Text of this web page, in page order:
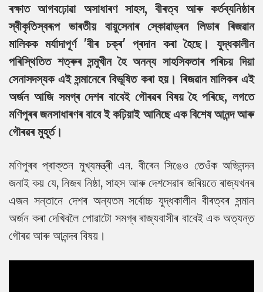
ৰক্ষাত আগবঢ়োৱা অসাধাৰণ সাহস, বীৰত্ব আৰু কৰ্তব্যনিষ্ঠাৰ
স্বীকৃতিস্বৰূপ ভাৰতীয় বায়ুসেনাৰ স্কোৱাড্ৰন লিডাৰ ৰিজৱান
মালিকক মৰ্যাদাপূৰ্ণ 'বীৰ চক্ৰ' প্ৰদান কৰা হৈছে। যুদ্ধকালীন
পৰিস্থিতিত শত্ৰুৰ সন্মুখীন হৈ অনন্য সাহসিকতাৰ পৰিচয় দিয়া
সেনাসদস্যক এই সন্মানেৰে বিভূষিত কৰা হয়। ৰিজৱান মালিকৰ এই
অৰ্জন আজি সমগ্ৰ দেশৰ বাবেই গৌৰৱৰ বিষয় হৈ পৰিছে, লগতে
মণিপুৰৰ জনসাধাৰণৰ বাবে ই কঢ়িয়াই আনিছে এক বিশেষ আনন্দ আৰু
গৌৰৱৰ মুহূৰ্ত।
মণিপুৰৰ প্ৰাক্তন মুখ্যমন্ত্ৰী এন. বীৰেন সিঙেও তেওঁক অভিনন্দন
জনাই কয় যে, নিজৰ নিষ্ঠা, সাহস আৰু দেশসেৱাৰ জৰিয়তে ৰাজ্যখনৰ
এজন সন্তানে দেশৰ অন্যতম সৰ্বোচ্চ যুদ্ধকালীন বীৰত্বৰ সন্মান
অৰ্জন কৰা দেখিবলৈ পোৱাটো সমগ্ৰ ৰাজ্যবাসীৰ বাবেই এক অত্যন্ত
গৌৰৱ আৰু আনন্দৰ বিষয়।